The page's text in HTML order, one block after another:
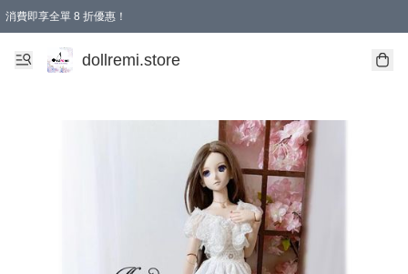
消費即享全單 8 折優惠！
購物滿 HKD 1500.00即享免運費優惠！（適用於 本地送貨、本地取貨、國際送貨 )
dollremi.store